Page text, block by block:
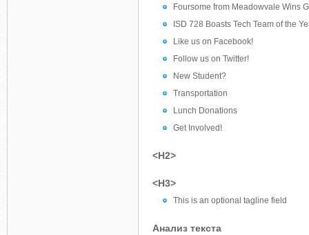
Foursome from Meadowvale Wins
ISD 728 Boasts Tech Team of the
Like us on Facebook!
Follow us on Twitter!
New Student?
Transportation
Lunch Donations
Get Involved!
<H2>
<H3>
This is an optional tagline field
Анализ текста